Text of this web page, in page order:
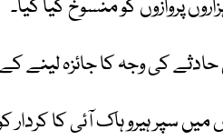
پروازوں کو منسوخ کیا گیا۔
کی وجہ کا جائزہ لینے
میں سپر ہیرو ہاک آئی کا